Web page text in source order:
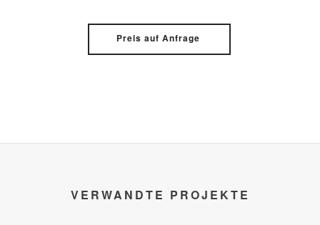
Preis auf Anfrage
VERWANDTE PROJEKTE